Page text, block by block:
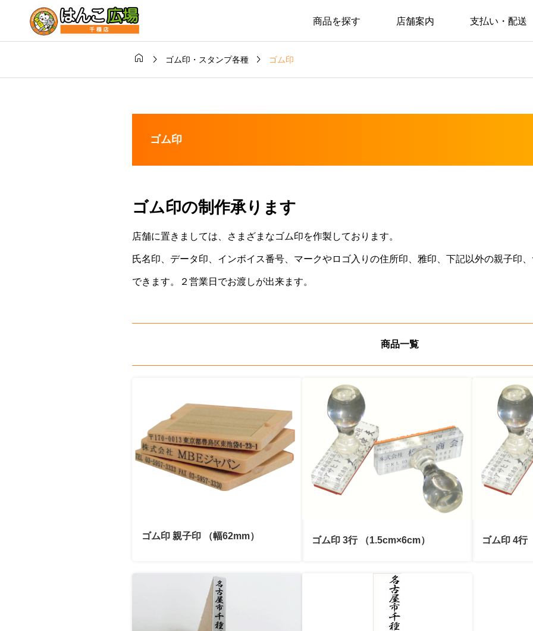
商品を探す 店舗案内 支払い・配送
  ゴム印・スタンプ各種  ゴム印
ゴム印
ゴム印の制作承ります
店舗に置きましては、さまざまなゴム印を作製しております。
氏名印、データ印、インボイス番号、マークやロゴ入りの住所印、雅印、下記以外の親子印
できます。２営業日でお渡しが出来ます。
商品一覧
ゴム印 親子印 （幅62mm） ゴム印 3行 （1.5cm×6cm） ゴム印 4行